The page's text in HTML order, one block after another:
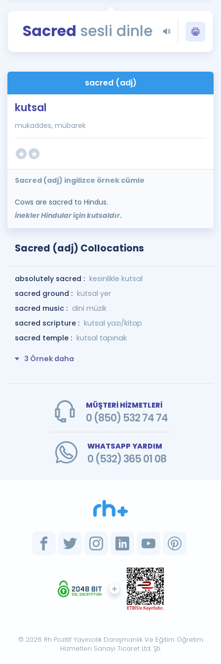
Rehberlik Aracı
ÖSYM Sınav Takvimi
Kampanyalar
Blog
Sacred sesli dinle
sacred (adj)
kutsal
mukaddes, mübarek
Sacred (adj) ingilizce örnek cümle
Cows are sacred to Hindus.
İnekler Hindular için kutsaldır.
Sacred (adj) Collocations
absolutely sacred : kesinlikle kutsal
sacred ground : kutsal yer
sacred music : dini müzik
sacred scripture : kutsal yazı/kitap
sacred temple : kutsal tapınak
3 Örnek daha
MÜŞTERİ HİZMETLERİ
0 (850) 532 74 74
WHATSAPP YARDIM
0 (532) 365 01 08
© 2026 Rh Pozitif Yayıncılık Danışmanlık Ve Eğitim Öğretim
Hizmetleri Sanayi Ticaret Ltd. Şti.